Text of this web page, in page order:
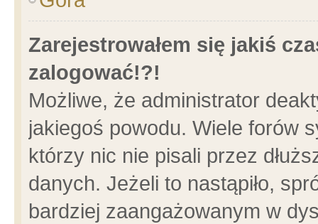
Zarejestrowałem się jakiś
zalogować!?!
Możliwe, że administrator
jakiegoś powodu. Wiele forów
którzy nic nie pisali przez
danych. Jeżeli to nastąpiło,
bardziej zaangażowanym w